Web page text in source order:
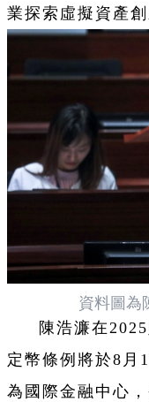
業探索虛擬資產創
資料圖為
陳浩濂在
定幣條例將於8月
為國際金融中心